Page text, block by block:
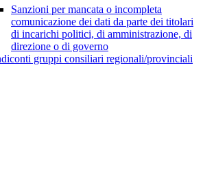
Sanzioni per mancata o incompleta
comunicazione dei dati da parte dei titolari
di incarichi politici, di amministrazione, di
direzione o di governo
gruppi consiliari regionali/provinciali